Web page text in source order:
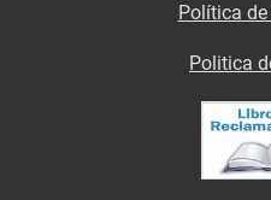
Política
Politica